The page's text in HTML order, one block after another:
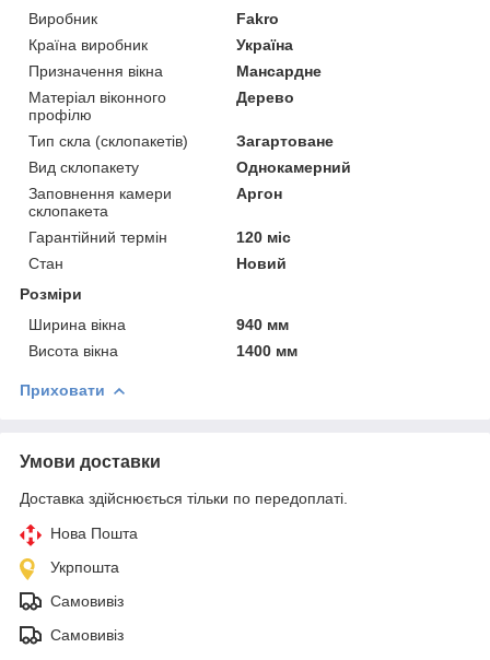
Виробник
Fakro
Країна виробник
Україна
Призначення вікна
Мансардне
Матеріал віконного
профілю
Дерево
Тип скла (склопакетів)
Загартоване
Вид склопакету
Однокамерний
Заповнення камери
склопакета
Аргон
Гарантійний термін
120 міс
Стан
Новий
Розміри
Ширина вікна
940 мм
Висота вікна
1400 мм
Приховати
Умови доставки
Доставка здійснюється тільки по передоплаті.
Нова Пошта
Укрпошта
Самовивіз
Самовивіз